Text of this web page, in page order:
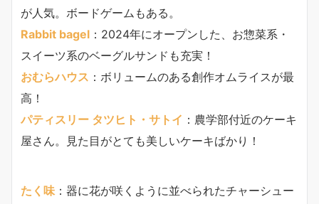
が人気。ボードゲームもある。
Rabbit bagel ：2024年にオープンした、お惣菜系・
スイーツ系のベーグルサンドも充実！
おむらハウス ：ボリュームのある創作オムライスが最
高！
パティスリー タツヒト・サトイ ：農学部付近のケーキ
屋さん。見た目がとても美しいケーキばかり！
たく味：器に花が咲くように並べられたチャーシュー